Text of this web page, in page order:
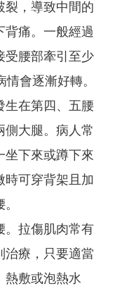
裂，導致中間的
背痛。一般經過
受腰部牽引至少
情會逐漸好轉。
生在第四、五腰
側大腿。病人常
坐下來或蹲下來
時可穿背架且加
。拉傷肌肉常有
治療，只要適當
熱敷或泡熱水